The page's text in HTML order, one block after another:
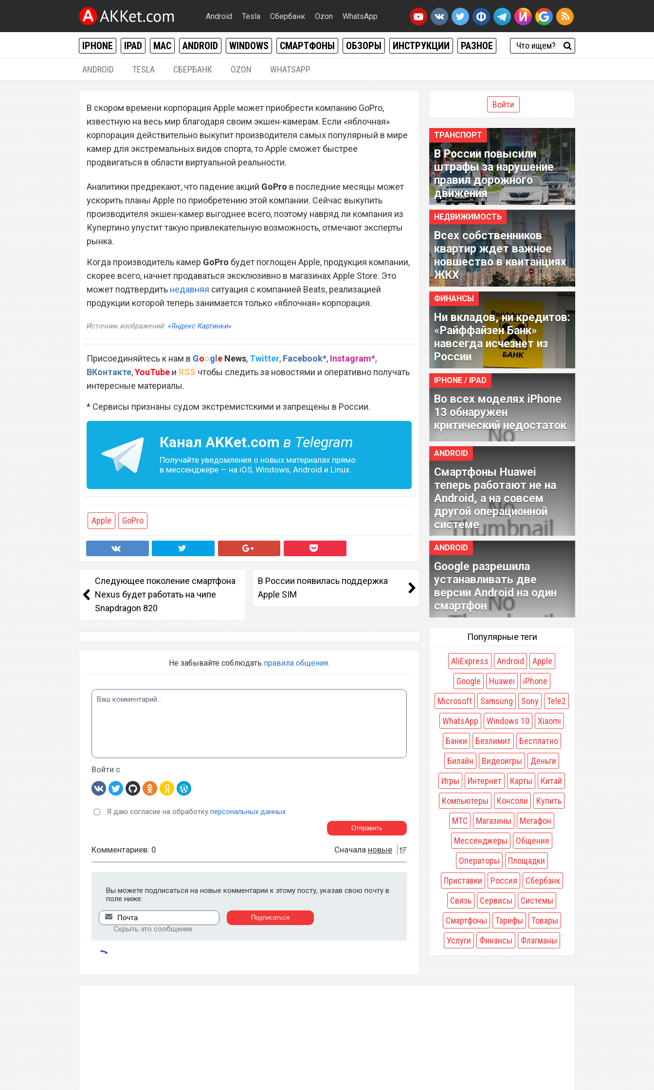
Android Tesla Сбербанк Ozon WhatsApp
IPHONE IPAD MAC ANDROID WINDOWS СМАРТФОНЫ ОБЗОРЫ ИНСТРУКЦИИ РАЗНОЕ
ANDROID TESLA СБЕРБАНК OZON WHATSAPP
Apple может выкупить производителя
экшен-камер GoPro
В скором времени корпорация Apple может приобрести компанию GoPro,
известную на весь мир благодаря своим экшен-камерам. Если «яблочная»
корпорация действительно выкупит производителя самых популярный в мире
камер для экстремальных видов спорта, то Apple сможет быстрее
продвигаться в области виртуальной реальности.
Аналитики предрекают, что падение акций GoPro в последние месяцы может
ускорить планы Apple по приобретению этой компании. Сейчас выкупить
производителя экшен-камер выгоднее всего, поэтому навряд ли компания из
Купертино упустит такую привлекательную возможность, отмечают эксперты
рынка.
Когда производитель камер GoPro будет поглощен Apple, продукция компании,
скорее всего, начнет продаваться эксклюзивно в магазинах Apple Store. Это
может подтвердить недавняя ситуация с компанией Beats, реализацией
продукции которой теперь занимается только «яблочная» корпорация.
Источник изображений: «Яндекс Картинки»
Присоединяйтесь к нам в Goog e News, Twitter, Facebook*, Instagram*,
ВКонтакте,YouTube и RSS чтобы следить за новостями и оперативно получать
интересные материалы.
* Сервисы признаны судом экстремистскими и запрещены в России.
Канал AKKet.com в Telegram
Получайте уведомления о новых материалах прямо
в мессенджере — на iOS, Windows, Android и Linux.
Apple GoPro
Следующее поколение смартфона
Nexus будет работать на чипе
Snapdragon 820
В России появилась поддержка
Apple SIM
Не забывайте соблюдать правила общения.
Войти с
Я даю согласие на обработку персональных данных
Комментариев: 0 Сначала новые
Вы можете подписаться на новые комментарии к этому посту, указав свою почту в
поле ниже:
Скрыть это сообщение
Войти
ТРАНСПОРТ
В России повысили
штрафы за нарушение
правил дорожного
движения
НЕДВИЖИМОСТЬ
Всех собственников
квартир ждет важное
новшество в квитанциях
ЖКХ
ФИНАНСЫ
Ни вкладов, ни кредитов:
«Райффайзен Банк»
навсегда исчезнет из
России
IPHONE / IPAD
Во всех моделях iPhone
13 обнаружен
критический недостаток
ANDROID
Смартфоны Huawei
теперь работают не на
Android, а на совсем
другой операционной
системе
ANDROID
Google разрешила
устанавливать две
версии Android на один
смартфон
Популярные теги
AliExpress Android
Apple
Google
Huawei
iPhone
Microsoft
Samsung Sony
Tele2
WhatsApp
Windows 10
Xiaomi
Банки
Безлимит
Бесплатно
Билайн
Видеоигры
Деньги
Игры
Интернет Карты
Китай
Компьютеры
Консоли
Купить
МТС
Магазины
Мегафон
Мессенджеры
Общение
Операторы
Площадки
Приставки
Россия
Сбербанк
Связь
Сервисы
Системы
Смартфоны
Тарифы
Товары
Услуги
Финансы Флагманы